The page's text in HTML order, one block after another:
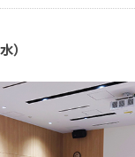
）